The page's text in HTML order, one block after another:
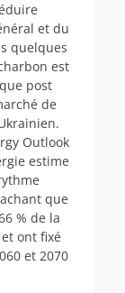
et du
quelques
est
post
de
Outlook
estime
que
% de la
ont fixé
et 2070